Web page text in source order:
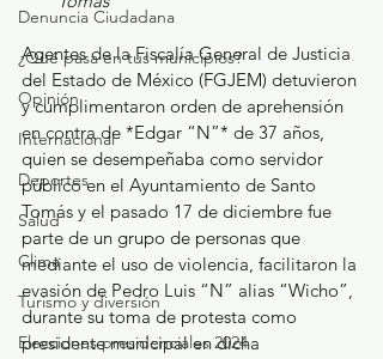
Denuncia Ciudadana
¿Qué pasa en tus municipios?
Opinión
Internacional
Deportes
Salud
Clima
Turismo y diversión
Elecciones presidenciales 2024
Agentes de la Fiscalía General de Justicia
del Estado de México (FGJEM) detuvieron
y cumplimentaron orden de aprehensión
en contra de *Edgar “N”* de 37 años,
quien se desempeñaba como servidor
público en el Ayuntamiento de Santo
Tomás y el pasado 17 de diciembre fue
parte de un grupo de personas que
mediante el uso de violencia, facilitaron la
evasión de Pedro Luis “N” alias “Wicho”,
durante su toma de protesta como
presidente municipal en dicha